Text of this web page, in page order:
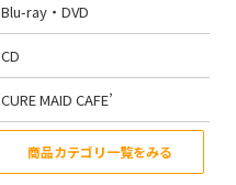
Blu-ray・DVD
CD
CURE MAID CAFE’
商品カテゴリ一覧をみる